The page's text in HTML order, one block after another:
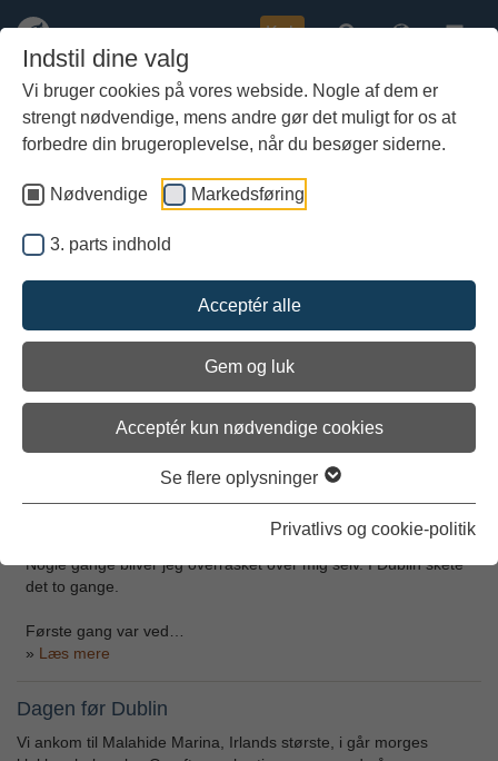
Indstil dine valg
Vi bruger cookies på vores webside. Nogle af dem er
strengt nødvendige, mens andre gør det muligt for os at
forbedre din brugeroplevelse, når du besøger siderne.
Nødvendige Markedsføring
3. parts indhold
Acceptér alle
Gem og luk
Acceptér kun nødvendige cookies
Se flere oplysninger
Privatlivs og cookie-politik
indhold
Køb
første forrige 1 / 12 næste sidste
Nogle gange bliver jeg overrasket over mig selv. I Dublin skete
det to gange.
Første gang var ved…
Læs mere
Dagen før Dublin
Vi ankom til Malahide Marina, Irlands største, i går morges